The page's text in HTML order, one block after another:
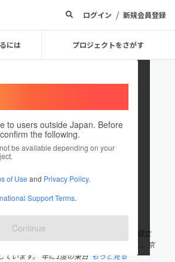
ログイン / 新規会員登録
には プロジェクトをさがす
to users outside Japan. Before
the following.
be available depending on your
of Use and Privacy Policy.
Support Terms.
Continue
ジェクトを投稿しています
京都府
京都府
ュアの混成オーケストラです。 2012年の設立
い音楽の風を吹かそう」という理念のもと、京
ています。 年に1度の東日 もっと見る